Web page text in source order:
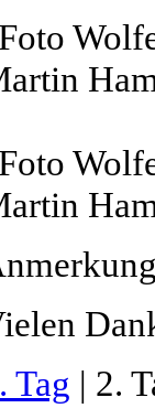
Tag | 2.